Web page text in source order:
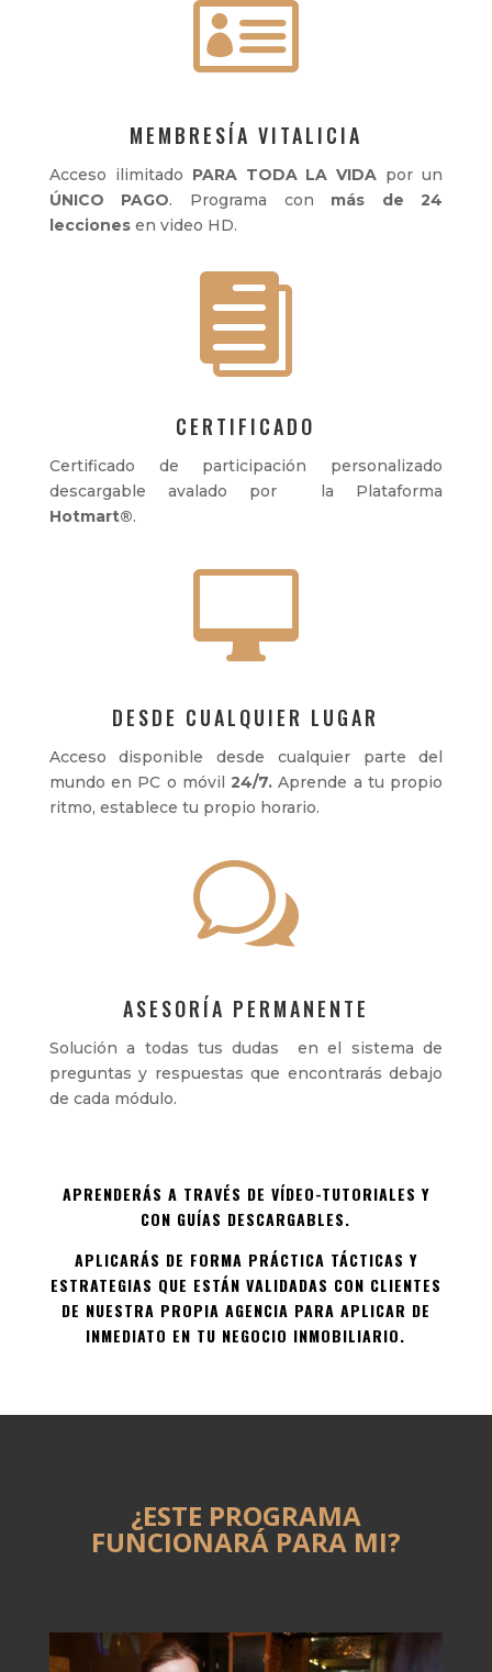

MEMBRESÍA VITALICIA
Acceso ilimitado PARA TODA LA VIDA por un
ÚNICO PAGO. Programa con más de 24
lecciones en video HD.

CERTIFICADO
Certificado de participación personalizado
descargable avalado por la Plataforma
Hotmart®.

DESDE CUALQUIER LUGAR
Acceso disponible desde cualquier parte del
mundo en PC o móvil24/7.Aprende a tu propio
ritmo, establece tu propio horario.
w
ASESORÍA PERMANENTE
Solución a todas tus dudas en el sistema de
preguntas y respuestas que encontrarás debajo
de cada módulo.
APRENDERÁS A TRAVÉS DE VÍDEO-TUTORIALES Y
CON GUÍAS DESCARGABLES.
APLICARÁS DE FORMA PRÁCTICA TÁCTICAS Y
ESTRATEGIAS QUE ESTÁN VALIDADAS CON CLIENTES
DE NUESTRA PROPIA AGENCIA PARA APLICAR DE
INMEDIATO EN TU NEGOCIO INMOBILIARIO.
¿ESTE PROGRAMA
FUNCIONARÁ PARA MI?